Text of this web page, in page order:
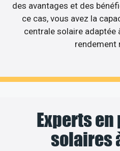
des avantages et des
ce cas, vous avez la
centrale solaire adaptée
rendement
Experts
solaires